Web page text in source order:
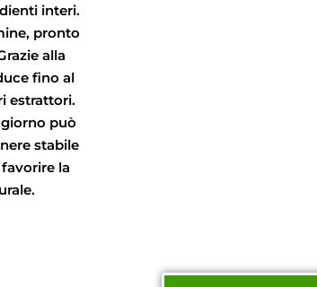
interi.
pronto
alla
fino al
estrattori.
può
stabile
la